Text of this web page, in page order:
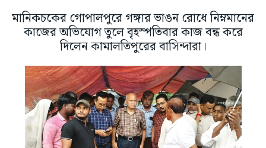
মানিকচকের গোপালপুরে গঙ্গার ভাঙন রোধে নিম্নমানের
কাজের অভিযোগ তুলে বৃহস্পতিবার কাজ বন্ধ করে
দিলেন কামালতিপুরের বাসিন্দারা।